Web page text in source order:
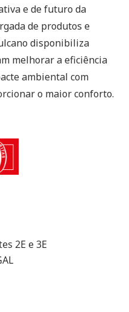
e de futuro da
de produtos e
disponibiliza
melhorar a eficiência
ambiental com
o maior conforto.
2E e 3E